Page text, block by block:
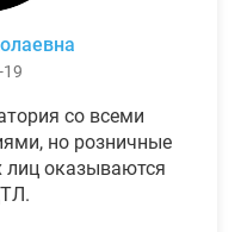
со всеми
но розничные
лиц оказываются